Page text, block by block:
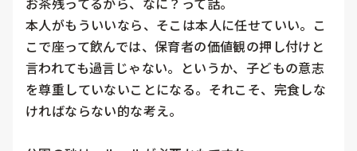
本人がもういいなら、そこは本人に任せていい。こ
こで座って飲んでは、保育者の価値観の押し付けと
言われても過言じゃない。というか、子どもの意志
を尊重していないことになる。それこそ、完食しな
ければならない的な考え。